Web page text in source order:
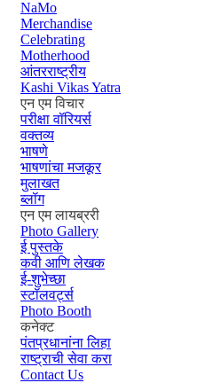
NaMo
Merchandise
Celebrating
Motherhood
आंतरराष्ट्रीय
Kashi Vikas Yatra
एन एम विचार
परीक्षा वॉरियर्स
वक्तव्य
भाषणे
भाषणांचा मजकूर
मुलाखत
ब्लॉग
एन एम लायब्ररी
Photo Gallery
ई पुस्तके
कवी आणि लेखक
ई-शुभेच्छा
स्टॉलवर्ट्स
Photo Booth
कनेक्ट
पंतप्रधानांना लिहा
राष्ट्राची सेवा करा
Contact Us